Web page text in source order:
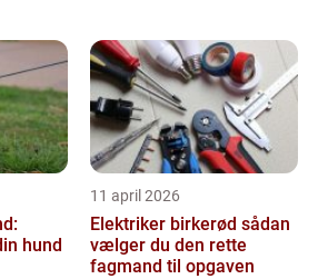
hund
11 april 2026
Elektriker birkerød sådan
vælger du den rette
fagmand til opgaven